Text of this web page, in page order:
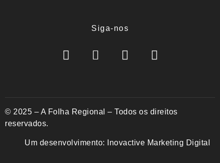
Siga-nos
© 2025 – A Folha Regional – Todos os direitos
reservados.
Um desenvolvimento: Inovactive Marketing Digital